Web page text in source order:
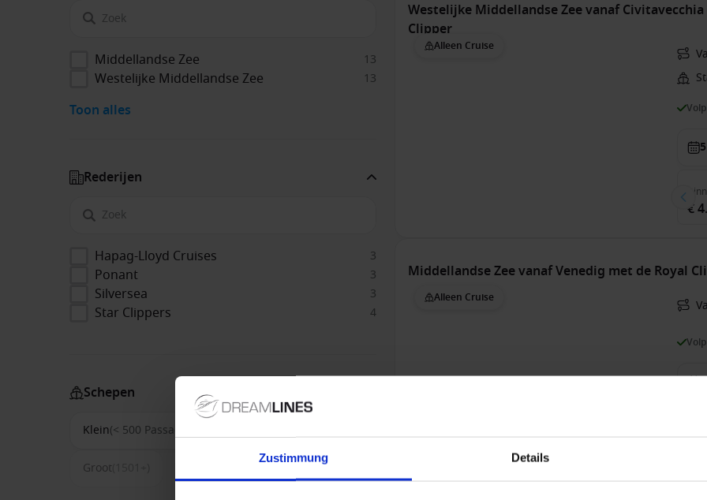
Zustimmung Details
Middellandse Zee 13
Westelijke Middellandse Zee 13
Toon alles
Rederijen
Hapag-Lloyd Cruises 3
Ponant 3
Silversea 3
Star Clippers 4
Schepen
Klein(< 500 Passagiers)
Groot
Westelijke Middellandse Zee vanaf
Clipper
Alleen Cruise
€
Middellandse Zee vanaf Venedig met de Royal
Alleen Cruise
€